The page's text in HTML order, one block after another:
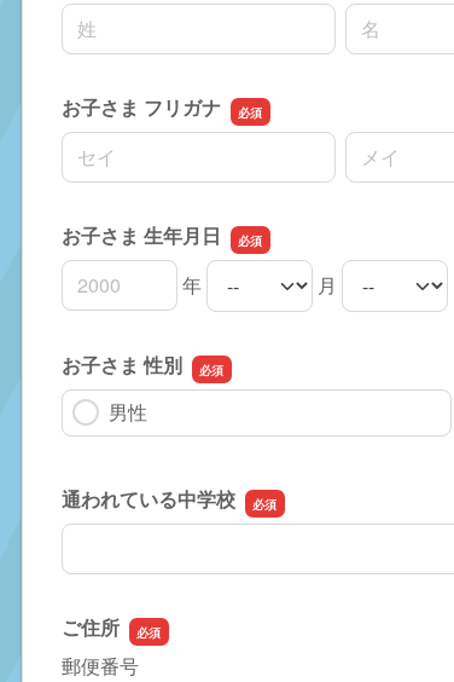
名前の姓
名前の名
お子さま フリガナ
名前の姓
名前の名
お子さま 生年月日
お子さま 生年月日の年
年
お子さま 生年月日の月 月
お子さま 生年月日の日
お子さま 性別
男性
通われている中学校
通われている中学校
ご住所
郵便番号